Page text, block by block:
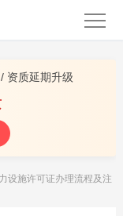
资质延期升级
设施许可证办理流程及注